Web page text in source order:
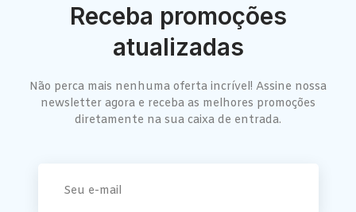
Receba promoções
atualizadas
Não perca mais nenhuma oferta incrível! Assine nossa
newsletter agora e receba as melhores promoções
diretamente na sua caixa de entrada.